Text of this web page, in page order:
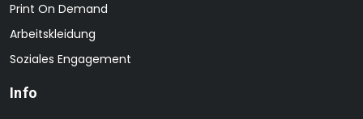
Print On Demand
Arbeitskleidung
Soziales Engagement
Info